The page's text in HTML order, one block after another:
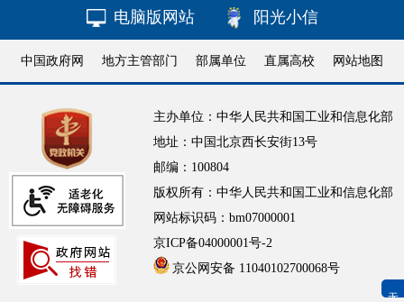
无障碍浏览
电脑版网站 阳光小信
中国政府网 地方主管部门 部属单位 直属高校 网站地图
主办单位：中华人民共和国工业和信息化部
地址：中国北京西长安街13号
邮编：100804
版权所有：中华人民共和国工业和信息化部
网站标识码：bm07000001
京ICP备04000001号-2
京公网安备 11040102700068号